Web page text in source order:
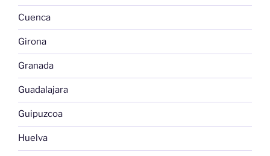
Cuenca
Girona
Granada
Guadalajara
Guipuzcoa
Huelva